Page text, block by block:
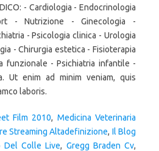
Film 2010, Medicina Veterinaria
Streaming Altadefinizione, Il Blog
Del Colle Live, Gregg Braden Cv,